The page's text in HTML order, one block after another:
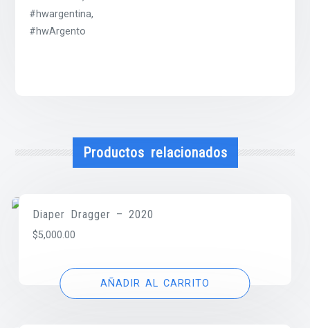
#hwargentina,
#hwArgento
Productos relacionados
Diaper Dragger – 2020
$5,000.00
AÑADIR AL CARRITO